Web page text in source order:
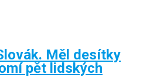
Měl desítky
pět lidských